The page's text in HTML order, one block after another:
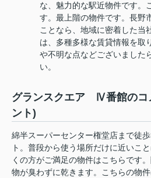
な、魅力的な駅近物件です。
す。最上階の物件です。長野
ことなら、地域に密着した当
は、多種多様な賃貸情報を取
や不明な点などございました
い。
グランスクエア Ⅳ番館のコ
ント)
綿半スーパーセンター権堂店まで徒
ト。普段から使う場所だけに近いこ
くの方がご満足の物件はこちらです
物が臭わずに乾きます。こちらの物